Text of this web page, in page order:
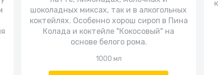
шоколадных миксах, так и в алкогольных
коктейлях. Особенно хорош сироп в Пина
Колада и коктейле "Кокосовый" на
основе белого рома.
1000 мл